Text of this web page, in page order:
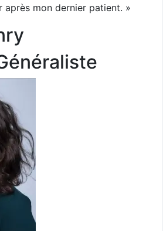
après mon dernier patient. »